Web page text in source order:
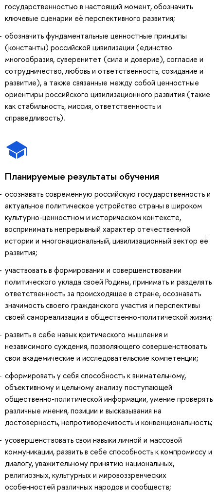
государственностью в настоящий момент, обозначить
ключевые сценарии её перспективного развития;
обозначить фундаментальные ценностные принципы
(константы) российской цивилизации (единство
многообразия, суверенитет (сила и доверие), согласие и
сотрудничество, любовь и ответственность, созидание и
развитие), а также связанные между собой ценностные
ориентиры российского цивилизационного развития (такие
как стабильность, миссия, ответственность и
справедливость).
Планируемые результаты обучения
осознавать современную российскую государственность и
актуальное политическое устройство страны в широком
культурно-ценностном и историческом контексте,
воспринимать непрерывный характер отечественной
истории и многонациональный, цивилизационный вектор её
развития;
участвовать в формировании и совершенствовании
политического уклада своей Родины, принимать и разделять
ответственность за происходящее в стране, осознавать
значимость своего гражданского участия и перспективы
своей самореализации в общественно-политической жизни;
развить в себе навык критического мышления и
независимого суждения, позволяющего совершенствовать
свои академические и исследовательские компетенции;
сформировать у себя способность к внимательному,
объективному и цельному анализу поступающей
общественно-политической информации, умение проверять
различные мнения, позиции и высказывания на
достоверность, непротиворечивость и конвенциональность;
усовершенствовать свои навыки личной и массовой
коммуникации, развить в себе способность к компромиссу и
диалогу, уважительному принятию национальных,
религиозных, культурных и мировоззренческих
особенностей различных народов и сообществ;